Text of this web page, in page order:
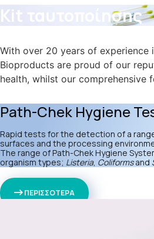
Kit ταυτοποίησης
With over 20 years of
Bioproducts are proud of our
health, whilst our comprehensive
Path-Chek Hygiene
Rapid tests for the detection of a
surfaces and the processing
The range of Path-Chek Hygiene
organism types; Listeria, Coliformsand
ΠΕΡΙΣΣΟΤΕΡΑ